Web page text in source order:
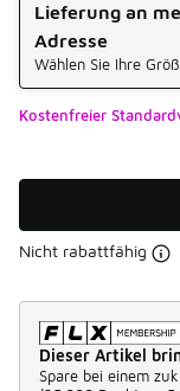
Lieferung an
Adresse
Wählen Sie Ihre
Kostenfreier
Nicht rabattfähig
Dieser Artikel
Spare bei einem